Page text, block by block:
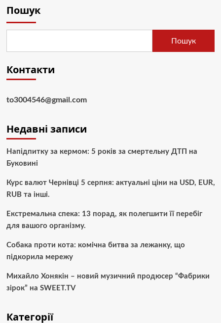
Пошук
Пошук
Контакти
to3004546@gmail.com
Недавні записи
Напідпитку за кермом: 5 років за смертельну ДТП на
Буковині
Курс валют Чернівці 5 серпня: актуальні ціни на USD, EUR,
RUB та інші.
Екстремальна спека: 13 порад, як полегшити її перебіг
для вашого організму.
Собака проти кота: комічна битва за лежанку, що
підкорила мережу
Михайло Хонякін – новий музичний продюсер “Фабрики
зірок” на SWEET.TV
Категорії